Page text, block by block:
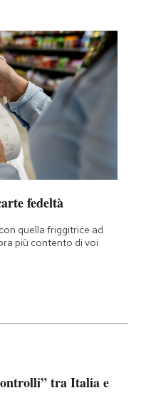
fedeltà
quella friggitrice ad
più contento di voi
tra Italia e